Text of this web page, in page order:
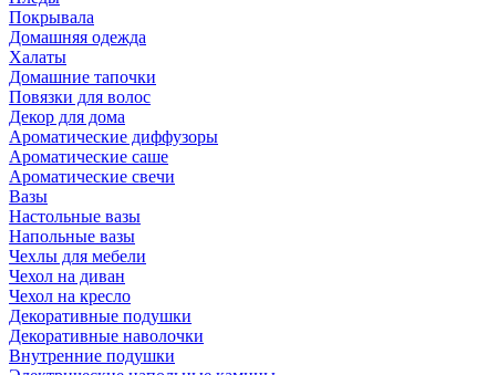
Покрывала
Домашняя одежда
Халаты
Домашние тапочки
Повязки для волос
Декор для дома
Ароматические диффузоры
Ароматические саше
Ароматические свечи
Вазы
Настольные вазы
Напольные вазы
Чехлы для мебели
Чехол на диван
Чехол на кресло
Декоративные подушки
Декоративные наволочки
Внутренние подушки